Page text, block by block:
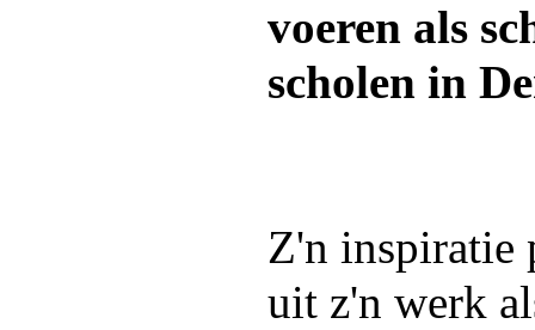
voeren als
scholen in
Z'n inspiratie
uit z'n werk